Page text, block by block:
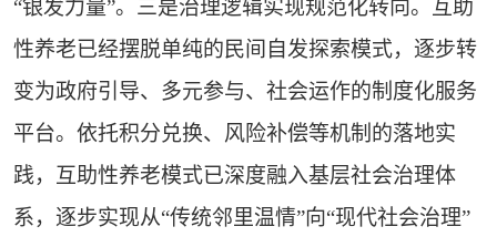
“银发力量”。三是治理逻辑实现规范化转向。互助
性养老已经摆脱单纯的民间自发探索模式，逐步转
变为政府引导、多元参与、社会运作的制度化服务
平台。依托积分兑换、风险补偿等机制的落地实
践，互助性养老模式已深度融入基层社会治理体
系，逐步实现从“传统邻里温情”向“现代社会治理”